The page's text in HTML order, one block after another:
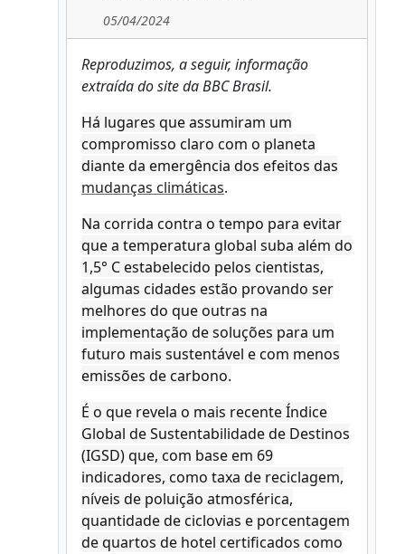
05/04/2024
Reproduzimos, a seguir, informação
extraída do site da BBC Brasil.
Há lugares que assumiram um
compromisso claro com o planeta
diante da emergência dos efeitos das
mudanças climáticas.
Na corrida contra o tempo para evitar
que a temperatura global suba além do
1,5° C estabelecido pelos cientistas,
algumas cidades estão provando ser
melhores do que outras na
implementação de soluções para um
futuro mais sustentável e com menos
emissões de carbono.
É o que revela o mais recente Índice
Global de Sustentabilidade de Destinos
(IGSD) que, com base em 69
indicadores, como taxa de reciclagem,
níveis de poluição atmosférica,
quantidade de ciclovias e porcentagem
de quartos de hotel certificados como